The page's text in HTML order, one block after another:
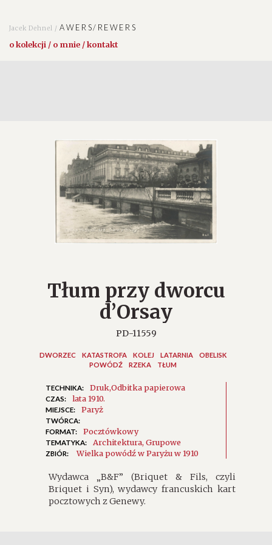
Jacek Dehnel /AWERS/REWERS
o kolekcji / o mnie / kontakt
Tłum przy dworcu
d’Orsay
PD-11559
DWORZEC KATASTROFA KOLEJ LATARNIA
OBELISK
POWÓDŹ
RZEKA TŁUM
TECHNIKA: DrukOdbitka papierowa
CZAS: lata 1910.
MIEJSCE: Paryż
TWÓRCA:
FORMAT:
Pocztówkowy
TEMATYKA: Architektura Grupowe
ZBIÓR: Wielka powódź w Paryżu w 1910
Wydawca „B&F” (Briquet & Fils, czyli
Briquet i Syn), wydawcy francuskich kart
pocztowych z Genewy.